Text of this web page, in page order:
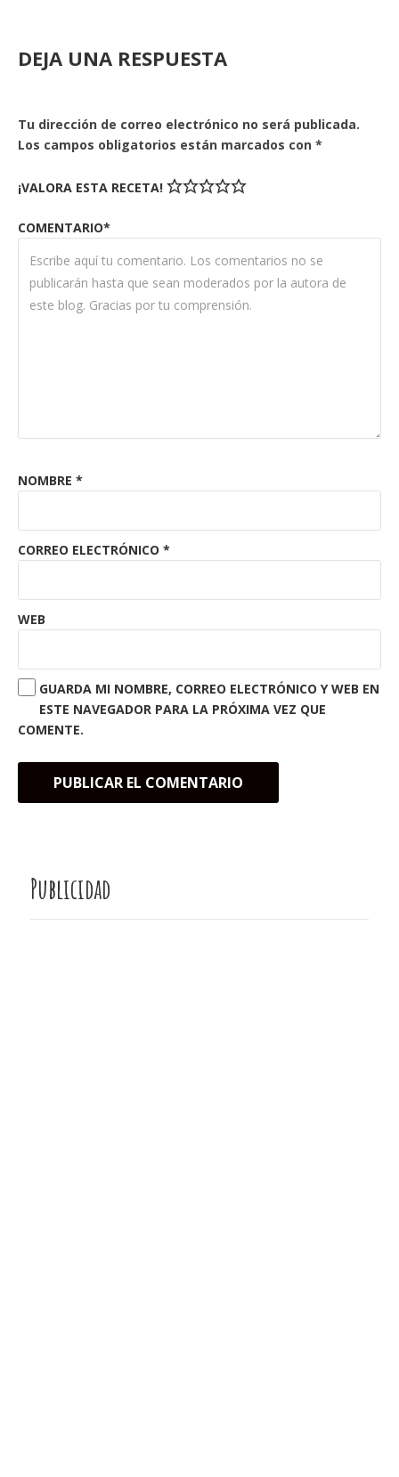
DEJA UNA RESPUESTA
Tu dirección de correo electrónico no será publicada.
Los campos obligatorios están marcados con *
¡VALORA ESTA RECETA!
COMENTARIO*
NOMBRE *
CORREO ELECTRÓNICO *
WEB
GUARDA MI NOMBRE, CORREO ELECTRÓNICO Y WEB EN
ESTE NAVEGADOR PARA LA PRÓXIMA VEZ QUE
COMENTE.
Publicidad